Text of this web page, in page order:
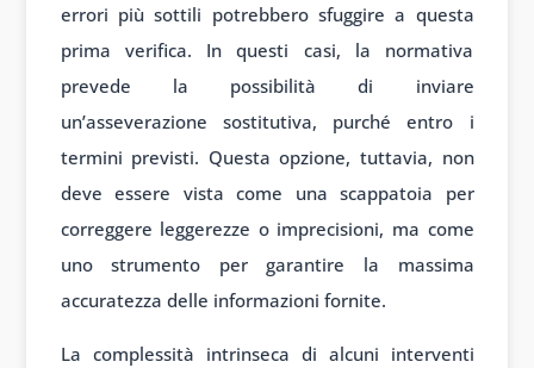
errori più sottili potrebbero sfuggire a questa
prima verifica. In questi casi, la normativa
prevede la possibilità di inviare
un’asseverazione sostitutiva, purché entro i
termini previsti. Questa opzione, tuttavia, non
deve essere vista come una scappatoia per
correggere leggerezze o imprecisioni, ma come
uno strumento per garantire la massima
accuratezza delle informazioni fornite.
La complessità intrinseca di alcuni interventi